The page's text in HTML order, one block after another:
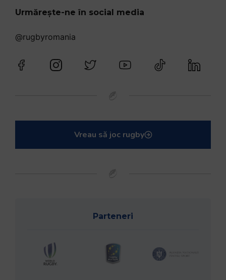
Urmărește-ne în social media
@rugbyromania
Vreau să joc rugby
Parteneri